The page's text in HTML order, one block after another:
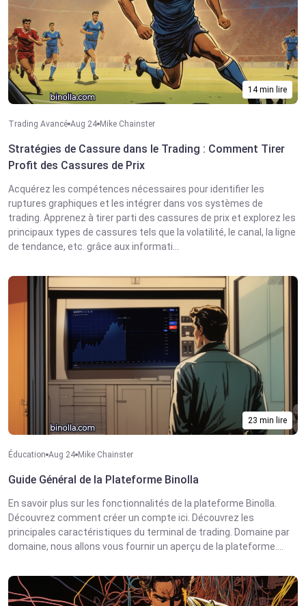
14 min lire
Trading Avancé Aug 24 Mike Chainster
Stratégies de Cassure dans le Trading : Comment Tirer
Profit des Cassures de Prix
Acquérez les compétences nécessaires pour identifier les
ruptures graphiques et les intégrer dans vos systèmes de
trading. Apprenez à tirer parti des cassures de prix et explorez les
principaux types de cassures tels que la volatilité, le canal, la ligne
de tendance, etc. grâce aux informati...
23 min lire
Éducation Aug 24 Mike Chainster
Guide Général de la Plateforme Binolla
En savoir plus sur les fonctionnalités de la plateforme Binolla.
Découvrez comment créer un compte ici. Découvrez les
principales caractéristiques du terminal de trading. Domaine par
domaine, nous allons vous fournir un aperçu de la plateforme....